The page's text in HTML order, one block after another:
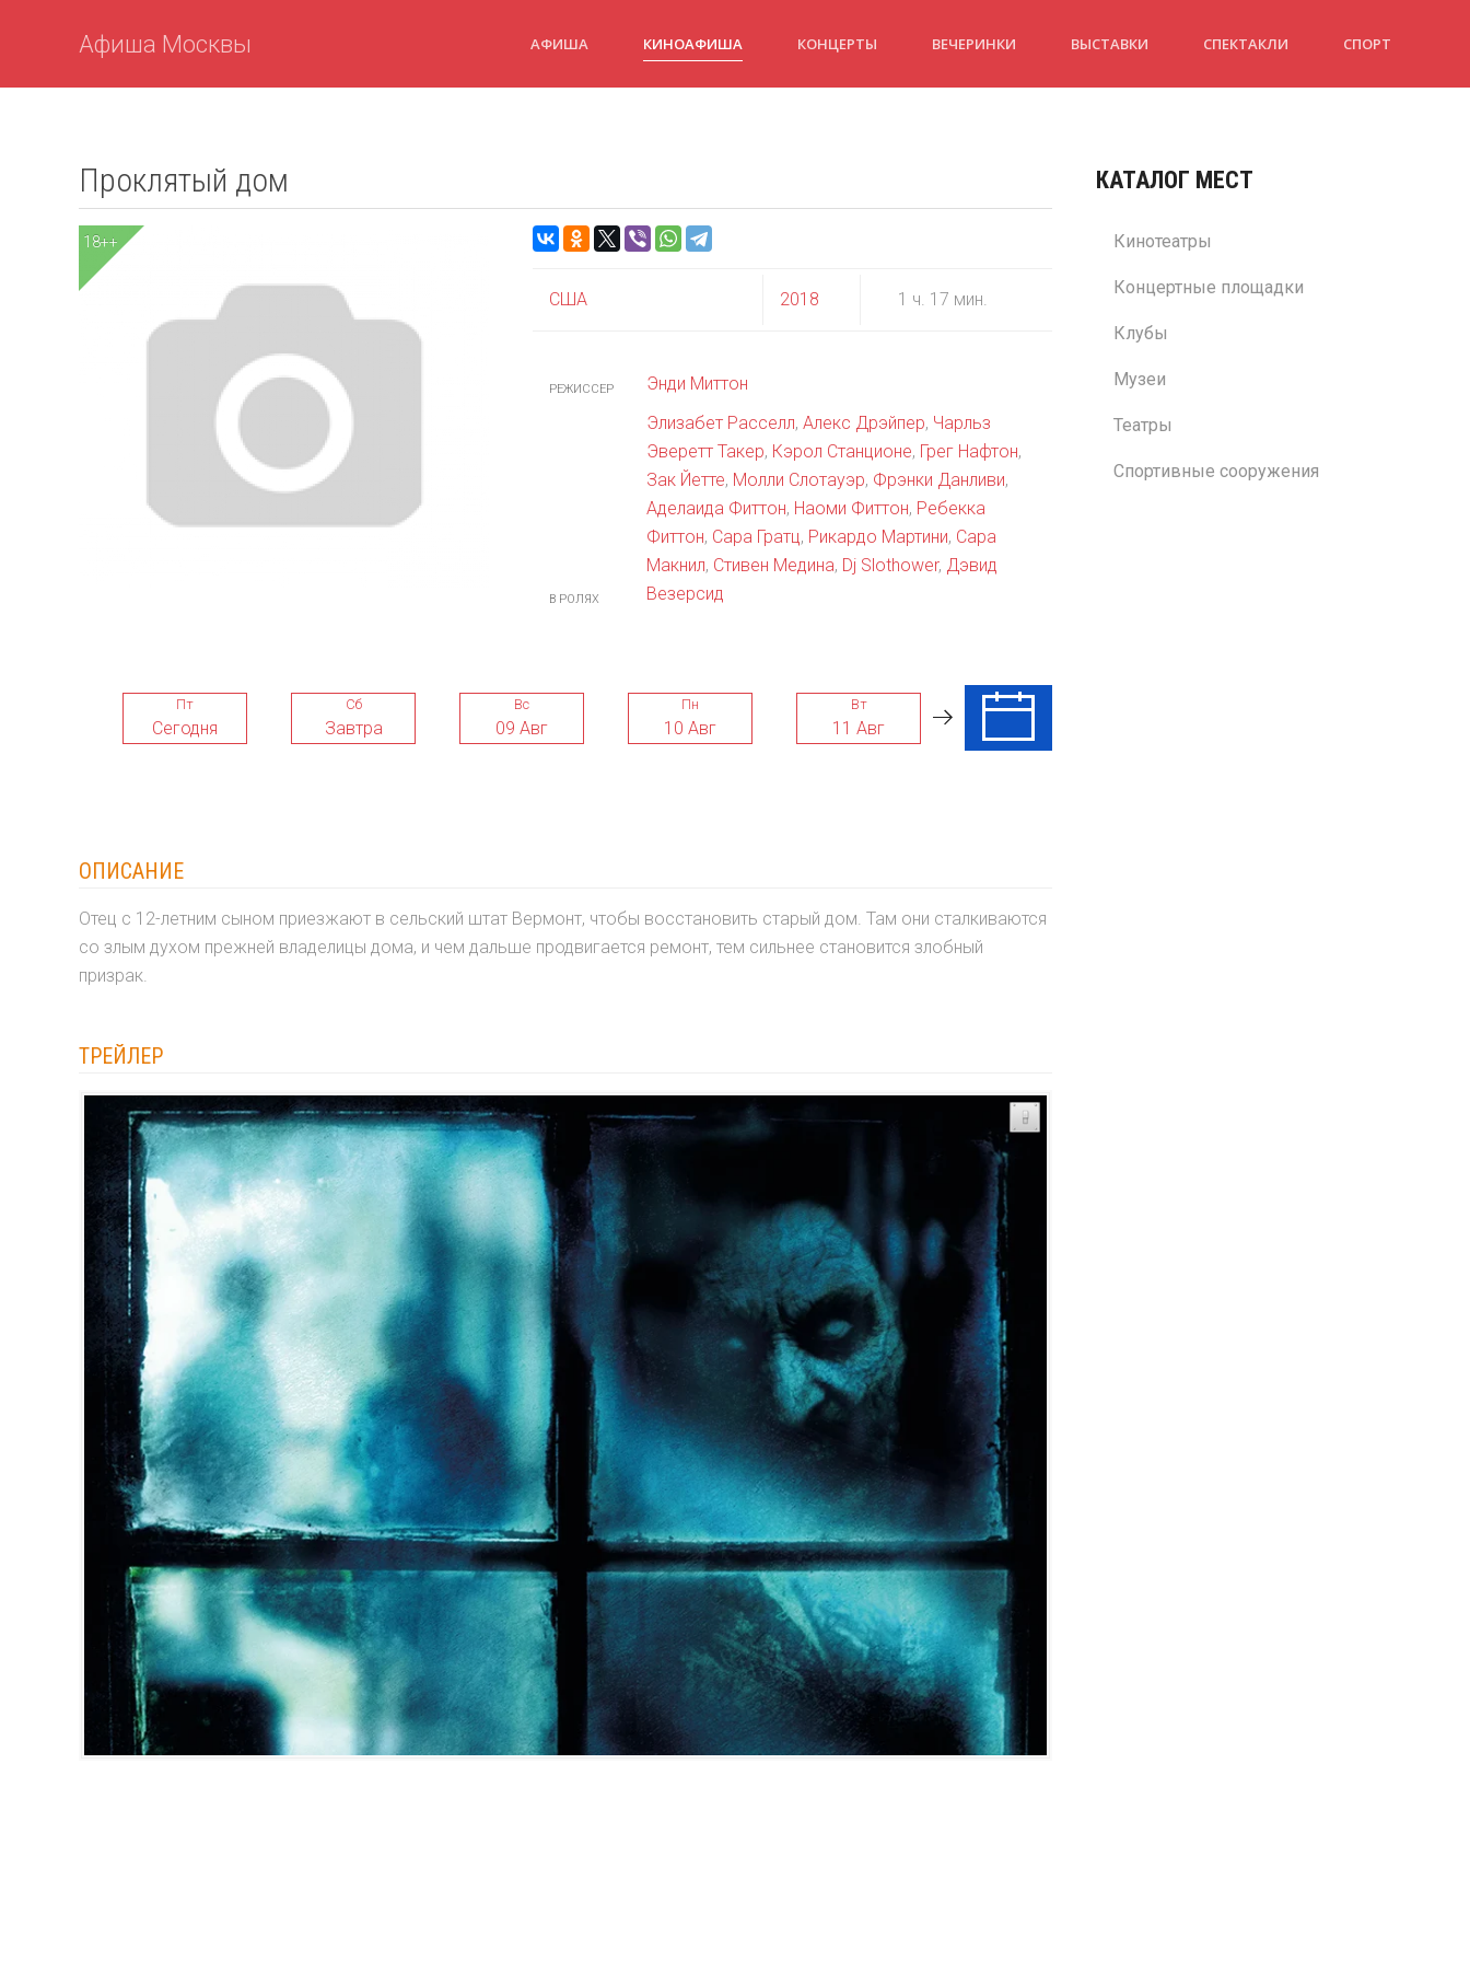
Афиша Москвы АФИША КИНОАФИША КОНЦЕРТЫ ВЕЧЕРИНКИ ВЫСТАВКИ СПЕКТАКЛИ СПОРТ
Проклятый дом
18++
США 2018 1 ч. 17 мин.
РЕЖИССЕР Энди Миттон
В РОЛЯХ
Элизабет Расселл, Алекс Дрэйпер, Чарльз
Эверетт Такер, Кэрол Станционе, Грег Нафтон,
Зак Йетте, Молли Слотауэр, Фрэнки Данливи,
Аделаида Фиттон, Наоми Фиттон, Ребекка
Фиттон, Сара Гратц, Рикардо Мартини, Сара
Макнил, Стивен Медина, Dj Slothower, Дэвид
Везерсид
Пт
Сегодня
Сб
Завтра
Вс
09 Авг
Пн
10 Авг
Вт
11 Авг
Ср
ОПИСАНИЕ
Отец с 12-летним сыном приезжают в сельский штат Вермонт, чтобы восстановить старый дом. Там они сталкиваются
со злым духом прежней владелицы дома, и чем дальше продвигается ремонт, тем сильнее становится злобный
призрак.
ТРЕЙЛЕР
КАТАЛОГ МЕСТ
Кинотеатры
Концертные площадки
Клубы
Музеи
Театры
Спортивные сооружения